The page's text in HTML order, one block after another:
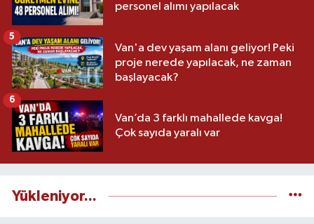
personel alımı yapılacak
Van'a dev yaşam alanı geliyor! Peki
proje nerede yapılacak, ne zaman
başlayacak?
5
Van’da 3 farklı mahallede kavga!
Çok sayıda yaralı var
6
Yükleniyor...